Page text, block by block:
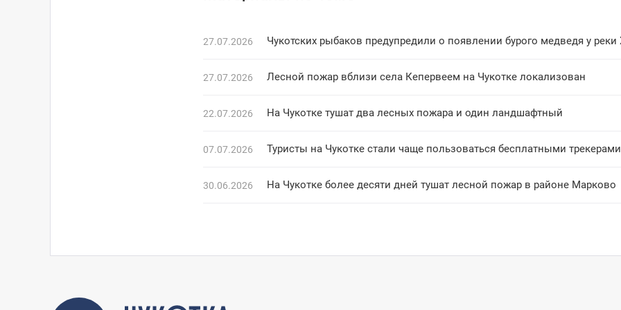
27.07.2026 Чукотских рыбаков предупредили о появлении бурого медведя у реки
27.07.2026 Лесной пожар вблизи села Кепервеем на Чукотке локализован
22.07.2026 На Чукотке тушат два лесных пожара и один ландшафтный
07.07.2026 Туристы на Чукотке стали чаще пользоваться бесплатными трекерами
30.06.2026 На Чукотке более десяти дней тушат лесной пожар в районе Марково